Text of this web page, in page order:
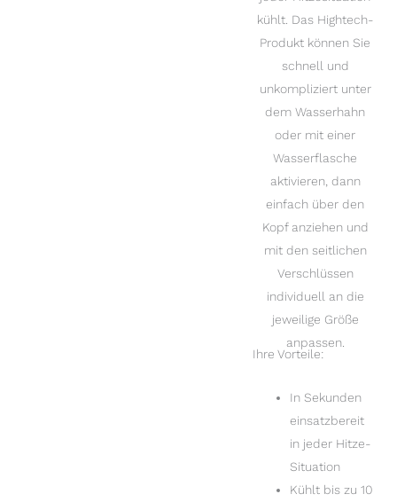
kühlt. Das Hightech-
Produkt können Sie
schnell und
unkompliziert unter
dem Wasserhahn
oder mit einer
Wasserflasche
aktivieren, dann
einfach über den
Kopf anziehen und
mit den seitlichen
Verschlüssen
individuell an die
jeweilige Größe
anpassen.
Ihre Vorteile:
In Sekunden
einsatzbereit
in jeder Hitze-
Situation
Kühlt bis zu 10